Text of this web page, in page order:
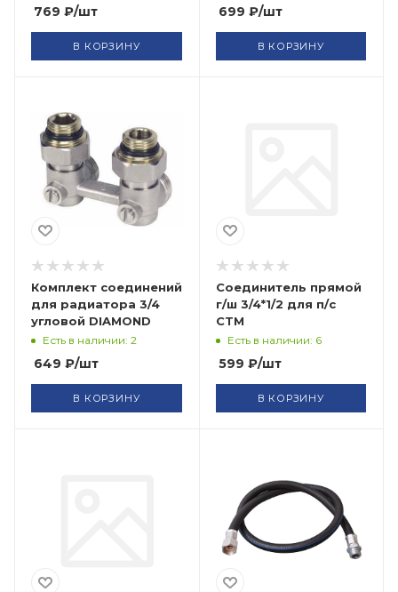
769 ₽/шт
В КОРЗИНУ
699 ₽/шт
В КОРЗИНУ
Комплект соединений
для радиатора 3/4
угловой DIAMOND
Есть в наличии: 2
649 ₽/шт
В КОРЗИНУ
Соединитель прямой
г/ш 3/4*1/2 для п/с
СТМ
Есть в наличии: 6
599 ₽/шт
В КОРЗИНУ